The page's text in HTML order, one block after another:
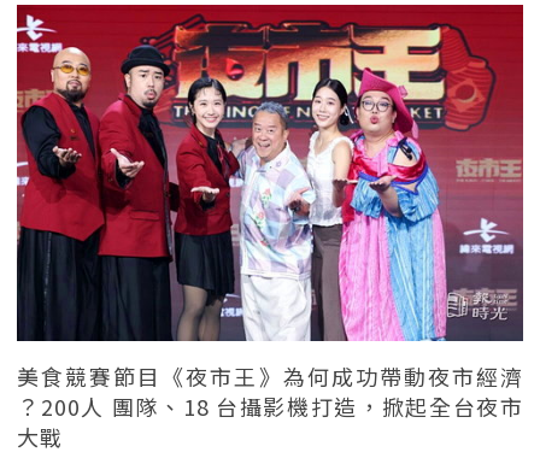
美食競賽節目《夜市王》為何成功帶動夜市經濟
？200人 團隊、18 台攝影機打造，掀起全台夜市
大戰